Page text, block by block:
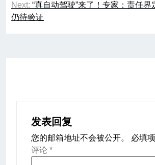
导
Next: “真自动驾驶”来了！专家：责任
仍待验证
发表回复
您的邮箱地址不会被公开。 必填
评论 *